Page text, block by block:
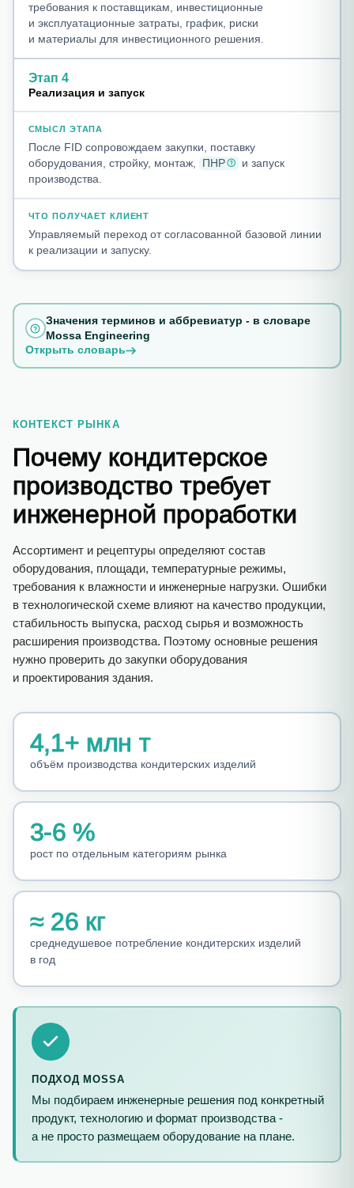
требования к поставщикам, инвестиционные
и эксплуатационные затраты, график, риски
и материалы для инвестиционного решения.
Этап 4
Реализация и запуск
После FID сопровождаем закупки, поставку
оборудования, стройку, монтаж,
ПНР
и запуск
производства.
Управляемый переход от согласованной базовой линии
к реализации и запуску.
Значения терминов и аббревиатур - в словаре
Mossa Engineering
Открыть словарь
КОНТЕКСТ РЫНКА
Почему кондитерское
производство требует
инженерной проработки
Ассортимент и рецептуры определяют состав
оборудования, площади, температурные режимы,
требования к влажности и инженерные нагрузки. Ошибки
в технологической схеме влияют на качество продукции,
стабильность выпуска, расход сырья и возможность
расширения производства. Поэтому основные решения
нужно проверить до закупки оборудования
и проектирования здания.
4,1+ млн т
объём производства кондитерских изделий
3-6 %
рост по отдельным категориям рынка
≈ 26 кг
среднедушевое потребление кондитерских изделий
в год
ПОДХОД MOSSA
Мы подбираем инженерные решения под конкретный
продукт, технологию и формат производства -
а не просто размещаем оборудование на плане.